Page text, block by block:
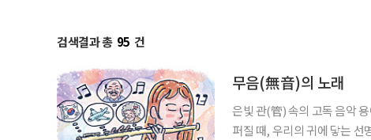
검색결과 총 95 건
무음(無音)의 노래
은빛 관(管) 속의 고독 음악
퍼질 때, 우리의 귀에 닿는 선